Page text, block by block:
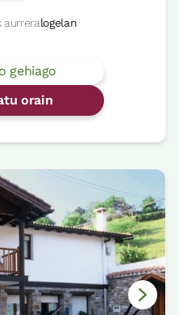
aurreralogelan
gehiago
orain